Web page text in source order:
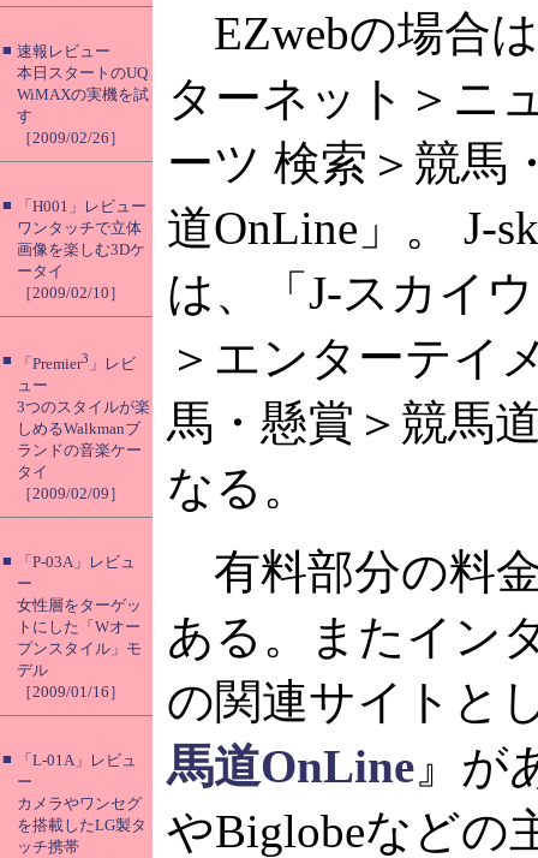
■ 速報レビュー
本日スタートのUQ
WiMAXの実機を試
す
［2009/02/26］
■
「H001」レビュー
ワンタッチで立体
画像を楽しむ3Dケ
ータイ
［2009/02/10］
■ 「Premier3 」レビ
ュー
3つのスタイルが楽
しめるWalkmanブ
ランドの音楽ケー
タイ
［2009/02/09］
■
「P-03A」レビュ
ー
女性層をターゲッ
トにした「Wオー
プンスタイル」モ
デル
［2009/01/16］
■
「L-01A」レビュ
ー
カメラやワンセグ
を搭載したLG製タ
ッチ携帯
EZwebの場合
ターネット＞ニ
ーツ 検索＞競馬
道OnLine」。 J-
は、「J-スカイ
＞エンターテイ
馬・懸賞＞競馬
なる。
有料部分の料
ある。またイン
の関連サイトと
馬道OnLine 』が
やBiglobeなどの